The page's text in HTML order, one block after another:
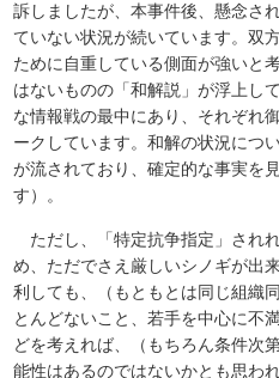
訴しましたが、本事件後、懸念さ
ていない状況が続いています。双
ために自重している側面が強いと
はないものの「和解説」が浮上し
な情報戦の最中にあり、それぞれ
ークしています。和解の状況につ
が流されており、確定的な事実を
す）。
ただし、「特定抗争指定」され
め、ただでさえ厳しいシノギが出
利しても、（もともとは同じ組織
とんどないこと、若手を中心に不
どを考えれば、（もちろん条件次
能性はあるのではないかとも思わ